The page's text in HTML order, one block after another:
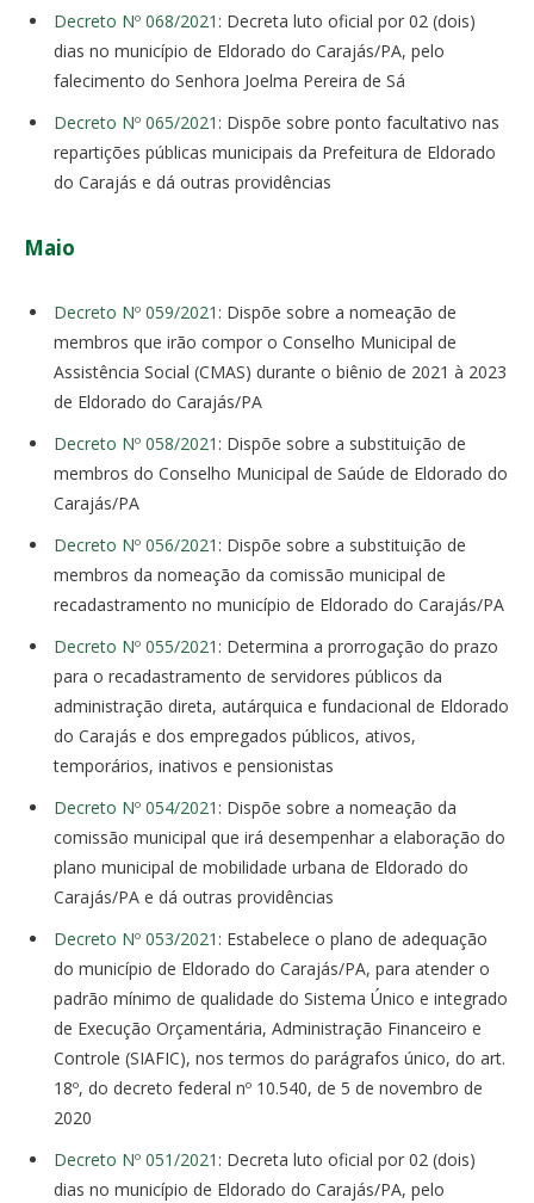
Decreto Nº 068/2021 : Decreta luto oficial por 02 (dois)
dias no município de Eldorado do Carajás/PA, pelo
falecimento do Senhora Joelma Pereira de Sá
Decreto Nº 065/2021 : Dispõe sobre ponto facultativo nas
repartições públicas municipais da Prefeitura de Eldorado
do Carajás e dá outras providências
Maio
Decreto Nº 059/2021 : Dispõe sobre a nomeação de
membros que irão compor o Conselho Municipal de
Assistência Social (CMAS) durante o biênio de 2021 à 2023
de Eldorado do Carajás/PA
Decreto Nº 058/2021 : Dispõe sobre a substituição de
membros do Conselho Municipal de Saúde de Eldorado do
Carajás/PA
Decreto Nº 056/2021 : Dispõe sobre a substituição de
membros da nomeação da comissão municipal de
recadastramento no município de Eldorado do Carajás/PA
Decreto Nº 055/2021 : Determina a prorrogação do prazo
para o recadastramento de servidores públicos da
administração direta, autárquica e fundacional de Eldorado
do Carajás e dos empregados públicos, ativos,
temporários, inativos e pensionistas
Decreto Nº 054/2021 : Dispõe sobre a nomeação da
comissão municipal que irá desempenhar a elaboração do
plano municipal de mobilidade urbana de Eldorado do
Carajás/PA e dá outras providências
Decreto Nº 053/2021 : Estabelece o plano de adequação
do município de Eldorado do Carajás/PA, para atender o
padrão mínimo de qualidade do Sistema Único e integrado
de Execução Orçamentária, Administração Financeiro e
Controle (SIAFIC), nos termos do parágrafos único, do art.
18º, do decreto federal nº 10.540, de 5 de novembro de
2020
Decreto Nº 051/2021 : Decreta luto oficial por 02 (dois)
dias no município de Eldorado do Carajás/PA, pelo